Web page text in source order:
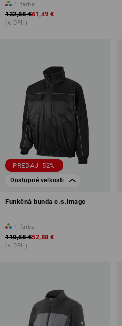
1 farba
122,88 €61,49 €
(v. DPH)
PREDAJ -52%
Dostupné veľkosti
Funkčná bunda e.s.image
1 farba
110,58 €52,88 €
(v. DPH)